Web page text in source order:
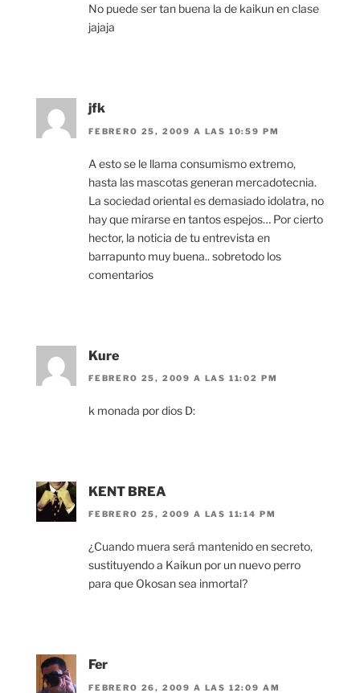
No puede ser tan buena la de kaikun en clase
jajaja
jfk
FEBRERO 25, 2009 A LAS 10:59 PM
A esto se le llama consumismo extremo,
hasta las mascotas generan mercadotecnia.
La sociedad oriental es demasiado idolatra, no
hay que mirarse en tantos espejos… Por cierto
hector, la noticia de tu entrevista en
barrapunto muy buena.. sobretodo los
comentarios
Kure
FEBRERO 25, 2009 A LAS 11:02 PM
k monada por dios D:
KENT BREA
FEBRERO 25, 2009 A LAS 11:14 PM
¿Cuando muera será mantenido en secreto,
sustituyendo a Kaikun por un nuevo perro
para que Okosan sea inmortal?
Fer
FEBRERO 26, 2009 A LAS 12:09 AM